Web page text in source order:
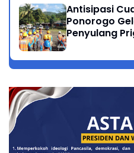
Antisipasi
Ponorogo
Penyulang